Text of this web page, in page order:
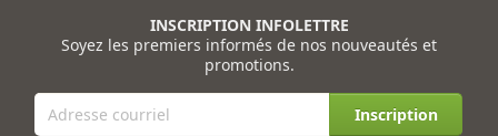
INSCRIPTION INFOLETTRE
Soyez les premiers informés de nos nouveautés et
promotions.
Inscription